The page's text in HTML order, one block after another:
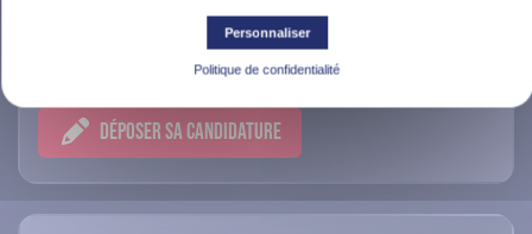
Saint-Rémy-de-Provence
DÉPOSER SA CANDIDATURE
Personnaliser
Politique de confidentialité